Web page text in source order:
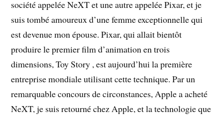
société appelée NeXT et une autre appelée Pixar, et je
suis tombé amoureux d’une femme exceptionnelle qui
est devenue mon épouse. Pixar, qui allait bientôt
produire le premier film d’animation en trois
dimensions, Toy Story , est aujourd’hui la première
entreprise mondiale utilisant cette technique. Par un
remarquable concours de circonstances, Apple a acheté
NeXT, je suis retourné chez Apple, et la technologie que